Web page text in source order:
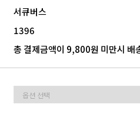
서큐버스
1396
총 결제금액이 9,800원 미만시